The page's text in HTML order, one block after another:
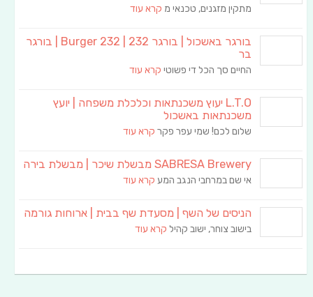
מתקין מזגנים, טכנאי מ קרא עוד
בורגר באשכול | בורגר 232 | Burger 232 | בורגר
בר
החיים סך הכל די פשוטי קרא עוד
L.T.O יעוץ משכנתאות וכלכלת משפחה | יועץ
משכנתאות באשכול
שלום לכם! שמי עפר פקר קרא עוד
SABRESA Brewery מבשלת שיכר | מבשלת בירה
אי שם במרחבי הנגב המע קרא עוד
הניסים של השף | מסעדת שף בבית | ארוחות גורמה
בישוב צוחר, ישוב קהיל קרא עוד